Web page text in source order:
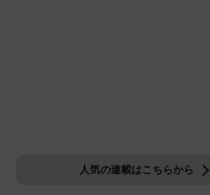
人気の連載はこちらから